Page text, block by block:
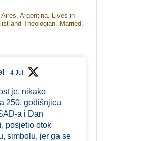
Argentina. Lives in
and Theologian. Married.
4 Jul
je, nikako
250. godišnjicu
a i Dan
posjetio otok
simbolu, jer ga se